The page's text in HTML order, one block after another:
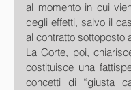
al momento in cui
degli effetti, salvo il
al contratto sottoposto
La Corte, poi,
costituisce una
concetti di “giusta